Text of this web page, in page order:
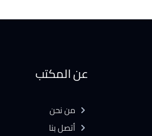
عن المكتب
من نحن
أتصل بنا